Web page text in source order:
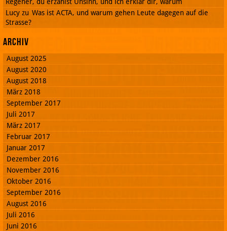
Lucy zu Was ist ACTA, und warum gehen Leute dagegen auf die
Strasse?
Archiv
August 2025
August 2020
August 2018
März 2018
September 2017
Juli 2017
März 2017
Februar 2017
Januar 2017
Dezember 2016
November 2016
Oktober 2016
September 2016
August 2016
Juli 2016
Juni 2016